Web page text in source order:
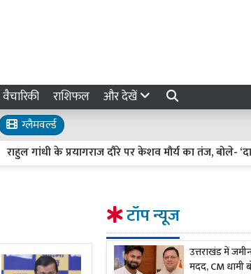
वैचारिकी राशिफल और देखें
ग्लैमवर्ल्ड
के प्रयागराज दौरे पर केशव मौर्य का तंज, बोले- ‘दादा
टॉप न्यूज
उत्तराखंड में
मदद, CM धामी